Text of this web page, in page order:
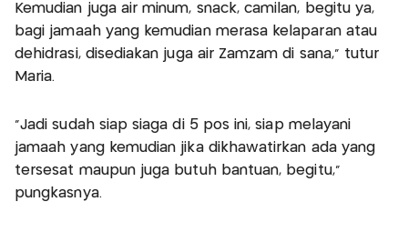
Kemudian juga air minum, snack, camilan, begitu ya,
bagi jamaah yang kemudian merasa kelaparan atau
dehidrasi, disediakan juga air Zamzam di sana,” tutur
Maria.
“Jadi sudah siap siaga di 5 pos ini, siap melayani
jamaah yang kemudian jika dikhawatirkan ada yang
tersesat maupun juga butuh bantuan, begitu,”
pungkasnya.